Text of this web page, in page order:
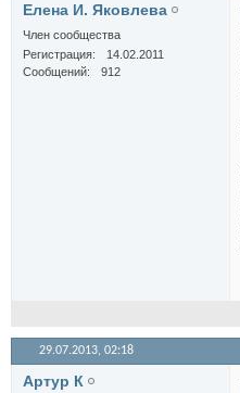
Елена И. Яковлева
Член сообщества
Регистрация
14.02.2011
Сообщений
912
29.07.2013, 02:18
Артур К